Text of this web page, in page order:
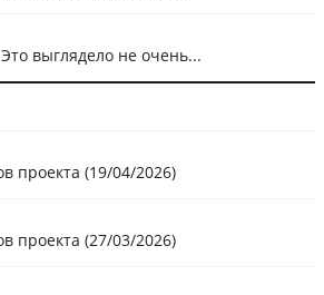
выглядело не очень...
проекта (19/04/2026)
проекта (27/03/2026)